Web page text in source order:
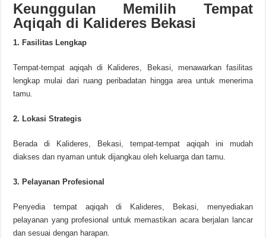
Keunggulan Memilih Tempat
Aqiqah di Kalideres Bekasi
1. Fasilitas Lengkap
Tempat-tempat aqiqah di Kalideres, Bekasi, menawarkan fasilitas
lengkap mulai dari ruang peribadatan hingga area untuk menerima
tamu.
2. Lokasi Strategis
Berada di Kalideres, Bekasi, tempat-tempat aqiqah ini mudah
diakses dan nyaman untuk dijangkau oleh keluarga dan tamu.
3. Pelayanan Profesional
Penyedia tempat aqiqah di Kalideres, Bekasi, menyediakan
pelayanan yang profesional untuk memastikan acara berjalan lancar
dan sesuai dengan harapan.